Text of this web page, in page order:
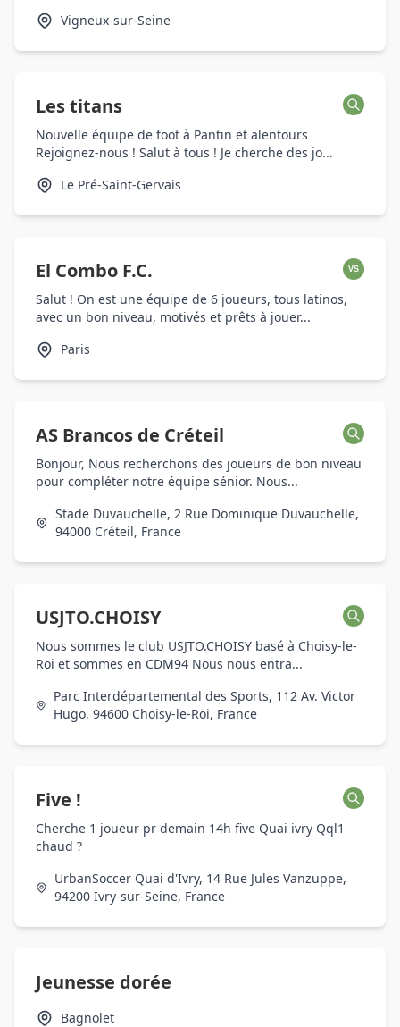
Vigneux-sur-Seine
Les titans
Nouvelle équipe de foot à Pantin et alentours
Rejoignez-nous ! Salut à tous ! Je cherche des jo...
Le Pré-Saint-Gervais
El Combo F.C. VS
Salut ! On est une équipe de 6 joueurs, tous latinos,
avec un bon niveau, motivés et prêts à jouer...
Paris
AS Brancos de Créteil
Bonjour, Nous recherchons des joueurs de bon niveau
pour compléter notre équipe sénior. Nous...
Stade Duvauchelle, 2 Rue Dominique Duvauchelle,
94000 Créteil, France
USJTO.CHOISY
Nous sommes le club USJTO.CHOISY basé à Choisy-le-
Roi et sommes en CDM94 Nous nous entra...
Parc Interdépartemental des Sports, 112 Av. Victor
Hugo, 94600 Choisy-le-Roi, France
Five !
Cherche 1 joueur pr demain 14h five Quai ivry Qql1
chaud ?
UrbanSoccer Quai d'Ivry, 14 Rue Jules Vanzuppe,
94200 Ivry-sur-Seine, France
Jeunesse dorée
Bagnolet